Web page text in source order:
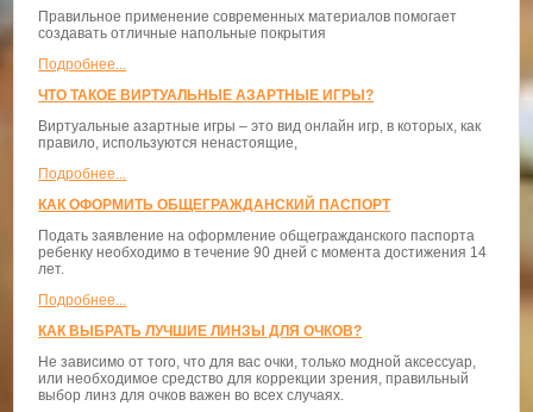
Правильное применение современных материалов помогает
создавать отличные напольные покрытия
Подробнее...
ЧТО ТАКОЕ ВИРТУАЛЬНЫЕ АЗАРТНЫЕ ИГРЫ?
Виртуальные азартные игры – это вид онлайн игр, в которых, как
правило, используются ненастоящие,
Подробнее...
КАК ОФОРМИТЬ ОБЩЕГРАЖДАНСКИЙ ПАСПОРТ
Подать заявление на оформление общегражданского паспорта
ребенку необходимо в течение 90 дней с момента достижения 14
лет.
Подробнее...
КАК ВЫБРАТЬ ЛУЧШИЕ ЛИНЗЫ ДЛЯ ОЧКОВ?
Не зависимо от того, что для вас очки, только модной аксессуар,
или необходимое средство для коррекции зрения, правильный
выбор линз для очков важен во всех случаях.